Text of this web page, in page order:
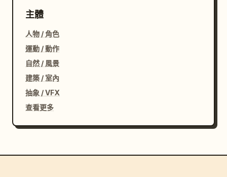
主體
人物 / 角色
運動 / 動作
自然 / 風景
建築 / 室內
抽象 / VFX
查看更多